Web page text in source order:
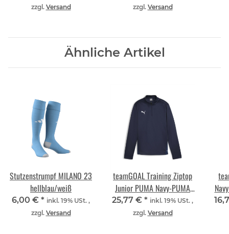
zzgl. Versand
zzgl. Versand
Ähnliche Artikel
Stutzenstrumpf MILANO 23
hellblau/weiß
6,00 € * inkl. 19% USt. ,
zzgl. Versand
teamGOAL Training Ziptop
Junior PUMA Navy-PUMA
White-Persian Blue
25,77 € * inkl. 19% USt. ,
zzgl. Versand